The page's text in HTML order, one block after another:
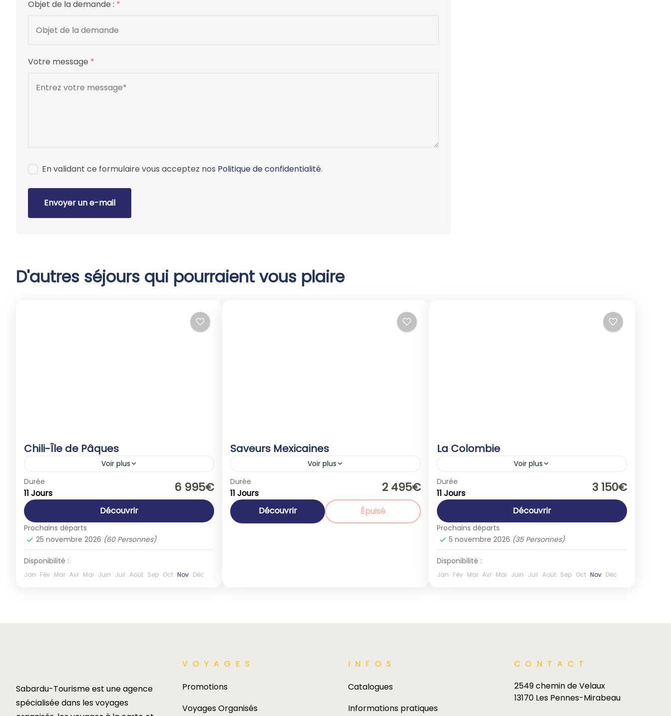
Objet de la demande : *
Votre message *
En validant ce formulaire vous acceptez nos Politique de confidentialité.
Envoyer un e-mail
D'autres séjours qui pourraient vous plaire
Chili-Île de Pâques
Voir plus
Amérique du Sud
1-60 People
Durée
11 Jours 6 995€
Découvrir
Prochains départs
25 novembre 2026 (60 Personnes)
Disponibilité :
Jan Fév Mar Avr Mai Juin Juil Août Sep Oct Nov Déc
Saveurs Mexicaines
Voir plus
Amérique du Sud
1-40 People
Durée
11 Jours 2 495€
Découvrir Épuisé
La Colombie
Voir plus
Amérique du Sud
1-35 People
Durée
11 Jours 3 150€
Découvrir
Prochains départs
5 novembre 2026 (35 Personnes)
Disponibilité :
Jan Fév Mar Avr Mai Juin Juil Août Sep Oct Nov Déc
Sabardu-Tourisme est une agence
spécialisée dans les voyages
VOYAGES​
Promotions
Voyages Organisés
INFOS
Catalogues
Informations pratiques
CONTACT
2549 chemin de Velaux
13170 Les Pennes-Mirabeau